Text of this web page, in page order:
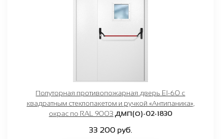
Полуторная противопожарная дверь EI-60 с
квадратным стеклопакетом и ручкой «Антипаника»,
окрас по RAL 9003 ДМП(О)-02-1830
33 200 руб.